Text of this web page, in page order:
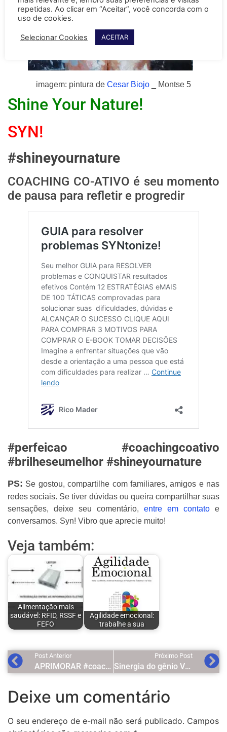
imagem: pintura de Cesar Biojo _ Montse 5
Shine Your Nature!
SYN!
#shineyournature
COACHING CO-ATIVO é seu momento
de pausa para refletir e progredir
#perfeicao #coachingcoativo
#brilheseumelhor #shineyournature
PS: Se gostou, compartilhe com familiares, amigos e nas
redes sociais. Se tiver dúvidas ou queira compartilhar suas
sensações, deixe seu comentário, entre em contato e
conversamos. Syn! Vibro que aprecie muito!
Veja também:
Alimentação mais
saudável: RFID, RSSF e
FEFO
Agilidade emocional:
trabalhe a sua
Post Anterior
APRIMORAR #coaching co-ativo
Próximo Post
Sinergia do gênio VENDAMAIS entrevista
Deixe um comentário
O seu endereço de e-mail não será publicado. Campos